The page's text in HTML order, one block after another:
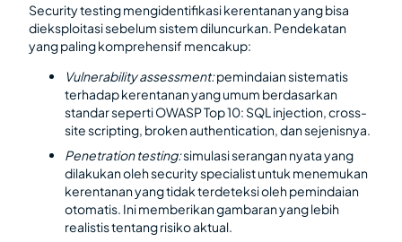
Security testing mengidentifikasi kerentanan yang bisa
dieksploitasi sebelum sistem diluncurkan. Pendekatan
yang paling komprehensif mencakup:
Vulnerability assessment:pemindaian sistematis
terhadap kerentanan yang umum berdasarkan
standar seperti OWASP Top 10: SQL injection, cross-
site scripting, broken authentication, dan sejenisnya.
Penetration testing:simulasi serangan nyata yang
dilakukan oleh security specialist untuk menemukan
kerentanan yang tidak terdeteksi oleh pemindaian
otomatis. Ini memberikan gambaran yang lebih
realistis tentang risiko aktual.